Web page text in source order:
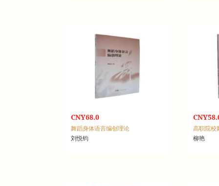
CNY68.0
舞蹈身体语言编创理论
刘悦钧
柳艳